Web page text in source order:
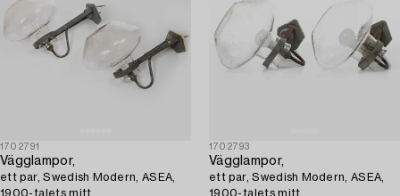
1702791
Vägglampor,
ett par, Swedish Modern, ASEA,
1900-talets mitt.
1702793
Vägglampor,
ett par, Swedish Modern, ASEA,
1900-talets mitt.